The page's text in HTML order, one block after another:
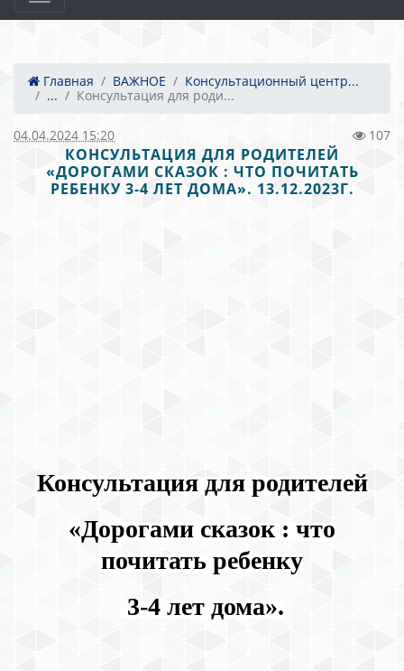
Главная ВАЖНОЕ
Консультационный центр...
...
Консультация для роди...
04.04.2024 15:20 107
КОНСУЛЬТАЦИЯ ДЛЯ РОДИТЕЛЕЙ
«ДОРОГАМИ СКАЗОК : ЧТО ПОЧИТАТЬ
РЕБЕНКУ 3-4 ЛЕТ ДОМА». 13.12.2023Г.
Консультация для родителей
«Дорогами сказок : что
почитать ребенку
3-4 лет дома».